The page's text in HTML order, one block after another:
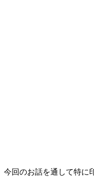
今回のお話を通して特に